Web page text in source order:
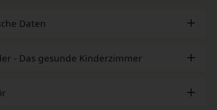
Daten
- Das gesunde Kinderzimmer